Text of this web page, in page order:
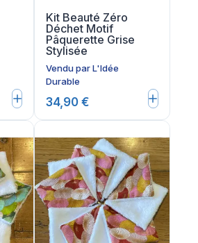
Kit Beauté Zéro
Déchet Motif
Pâquerette Grise
Stylisée
Vendu parL'Idée
Durable
34,90 €